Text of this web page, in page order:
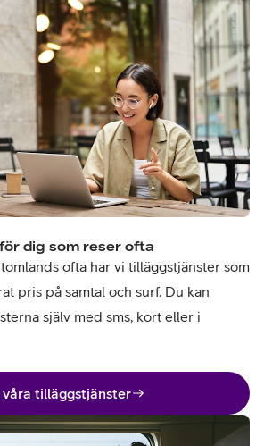
dig som reser ofta
ofta har vi tilläggstjänster som
pris på samtal och surf. Du kan
själv med sms, kort eller i
våra tilläggstjänster